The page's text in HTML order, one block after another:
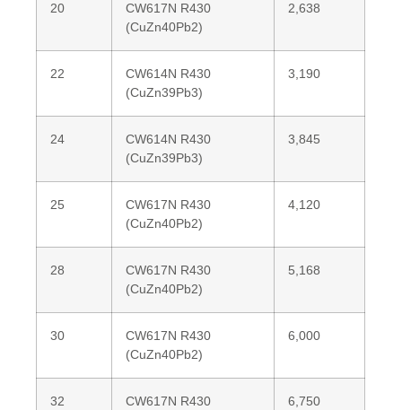
20
CW617N R430
(CuZn40Pb2)
2,638
22
CW614N R430
(CuZn39Pb3)
3,190
24
CW614N R430
(CuZn39Pb3)
3,845
25
CW617N R430
(CuZn40Pb2)
4,120
28
CW617N R430
(CuZn40Pb2)
5,168
30
CW617N R430
(CuZn40Pb2)
6,000
32
CW617N R430
6,750